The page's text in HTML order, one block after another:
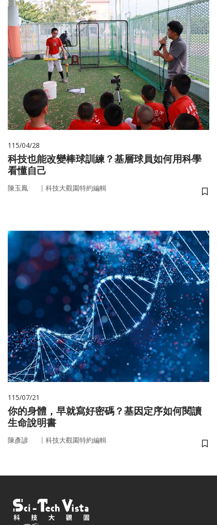
115/04/28
科技也能改變棒球訓練？基層球員如何用科學
看懂自己
陳玉鳳 ｜ 科技大觀園特約編輯
儲
115/07/21
你的身體，早就寫好密碼？基因定序如何閱讀
生命說明書
陳彥諺 ｜ 科技大觀園特約編輯
儲